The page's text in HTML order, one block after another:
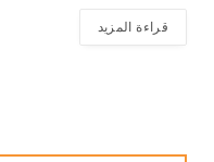
قراءة المزيد